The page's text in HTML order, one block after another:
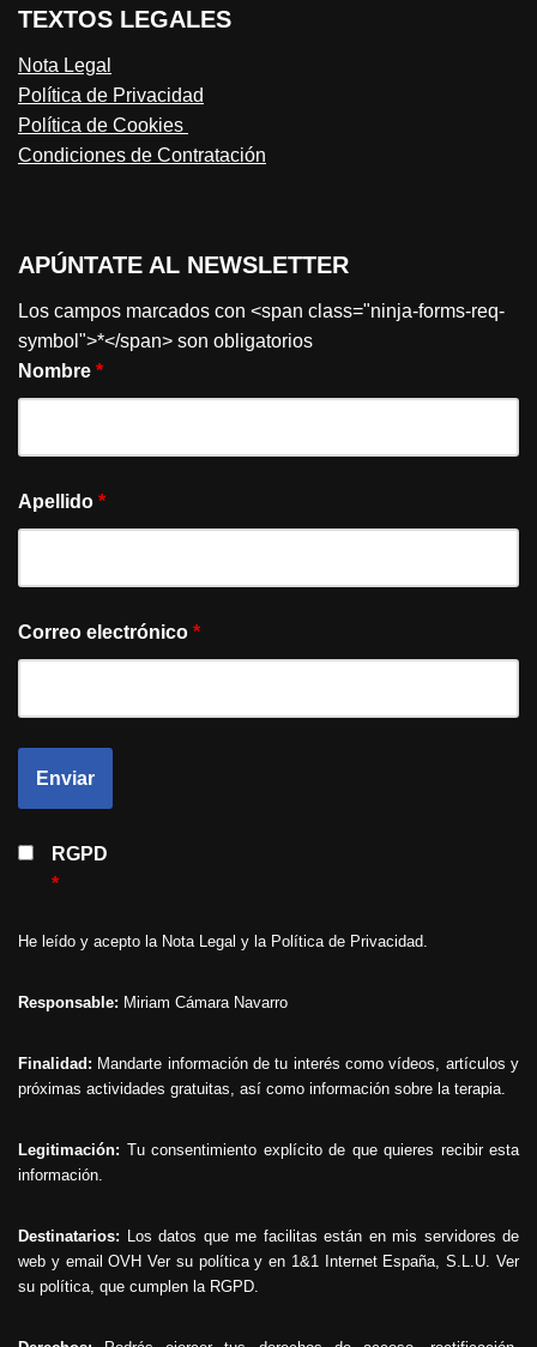
TEXTOS LEGALES
Nota Legal
Política de Privacidad
Política de Cookies
Condiciones de Contratación
APÚNTATE AL NEWSLETTER
Los campos marcados con <span class="ninja-forms-req-
symbol">*</span> son obligatorios
Nombre *
Apellido *
Correo electrónico *
RGPD
*
He leído y acepto la Nota Legal y la Política de Privacidad.
Responsable: Miriam Cámara Navarro
Finalidad: Mandarte información de tu interés como vídeos, artículos y
próximas actividades gratuitas, así como información sobre la terapia.
Legitimación: Tu consentimiento explícito de que quieres recibir esta
información.
Destinatarios: Los datos que me facilitas están en mis servidores de
web y email OVHVer su políticay en 1&1 Internet España, S.L.U.Ver
su política, que cumplen la RGPD.